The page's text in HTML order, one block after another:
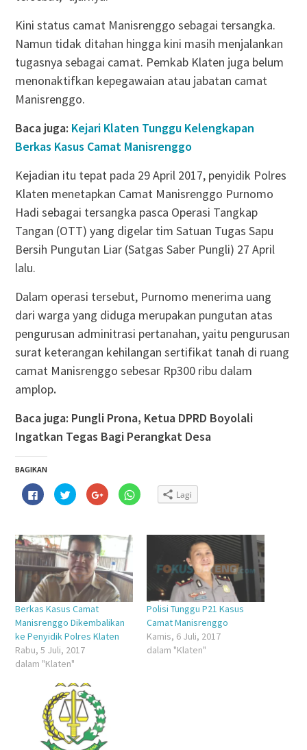
Kini status camat Manisrenggo sebagai tersangka.
Namun tidak ditahan hingga kini masih menjalankan
tugasnya sebagai camat. Pemkab Klaten juga belum
menonaktifkan kepegawaian atau jabatan camat
Manisrenggo.
Baca juga: Kejari Klaten Tunggu Kelengkapan
Berkas Kasus Camat Manisrenggo
Kejadian itu tepat pada 29 April 2017, penyidik Polres
Klaten menetapkan Camat Manisrenggo Purnomo
Hadi sebagai tersangka pasca Operasi Tangkap
Tangan (OTT) yang digelar tim Satuan Tugas Sapu
Bersih Pungutan Liar (Satgas Saber Pungli) 27 April
lalu.
Dalam operasi tersebut, Purnomo menerima uang
dari warga yang diduga merupakan pungutan atas
pengurusan adminitrasi pertanahan, yaitu pengurusan
surat keterangan kehilangan sertifikat tanah di ruang
camat Manisrenggo sebesar Rp300 ribu dalam
amplop.
Baca juga: Pungli Prona, Ketua DPRD Boyolali
Ingatkan Tegas Bagi Perangkat Desa
BAGIKAN
Klik
untuk
membagikan
di
jendela
yang
baru)
Klik
untuk
berbagi
di
jendela
yang
baru)
Klik
untuk
berbagi
(Membuka
di
jendela
yang
baru)
Klik
untuk Lagi
Berkas Kasus Camat
Manisrenggo Dikembalikan
ke Penyidik Polres Klaten
Rabu, 5 Juli, 2017
dalam "Klaten"
Polisi Tunggu P21 Kasus
Camat Manisrenggo
Kamis, 6 Juli, 2017
dalam "Klaten"